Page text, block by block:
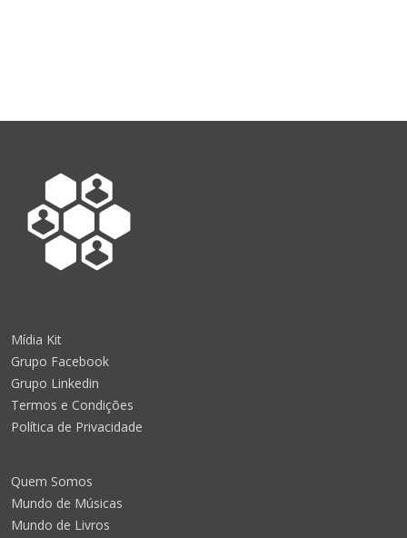
Mídia Kit
Grupo Facebook
Grupo Linkedin
Termos e Condições
Política de Privacidade
Quem Somos
Mundo de Músicas
Mundo de Livros